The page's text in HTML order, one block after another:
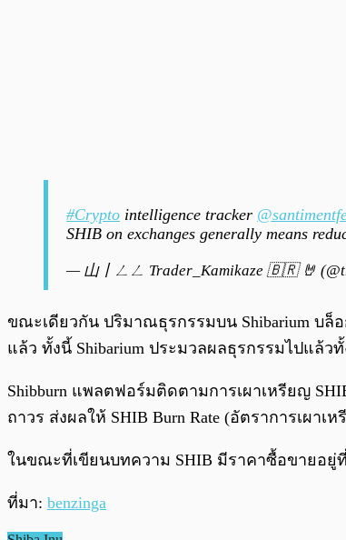
#Crypto intelligence tracker
SHIB on exchanges generally means
— 山丨ㄥㄥ Trader_Kamikaze 🇧🇷 🤘
ขณะเดียวกัน ปริมาณธุรกรรมบน Shibarium บล็
แล้ว ทั้งนี้ Shibarium ประมวลผลธุรกรรมไปแล้
Shibburn แพลตฟอร์มติดตามการเผาเหรียญ
ถาวร ส่งผลให้ SHIB Burn Rate (อัตราการเผาเ
ในขณะที่เขียนบทความ SHIB มีราคาซื้อขายอยู่ที่
ที่มา: benzinga